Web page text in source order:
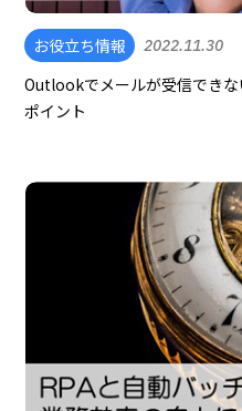
お役立ち情報 2022.11.30
Outlookでメールが受信でき
ポイント